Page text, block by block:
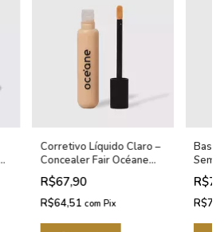
Corretivo Líquido Claro –
Concealer Fair Océane
Edition 15g
R$67,90
R$64,51 com Pix
Base
Stick